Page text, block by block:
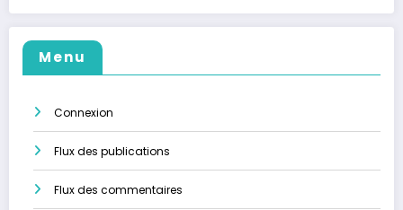
Menu
Connexion
Flux des publications
Flux des commentaires